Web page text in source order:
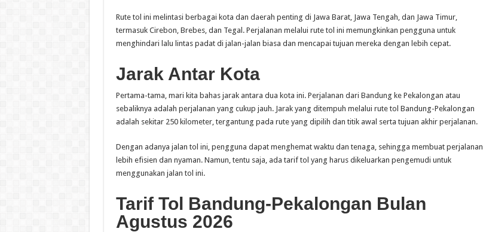
Rute tol ini melintasi berbagai kota dan daerah penting di Jawa Barat, Jawa Tengah, dan Jawa Timur,
termasuk Cirebon, Brebes, dan Tegal. Perjalanan melalui rute tol ini memungkinkan pengguna untuk
menghindari lalu lintas padat di jalan-jalan biasa dan mencapai tujuan mereka dengan lebih cepat.
Jarak Antar Kota
Pertama-tama, mari kita bahas jarak antara dua kota ini. Perjalanan dari Bandung ke Pekalongan atau
sebaliknya adalah perjalanan yang cukup jauh. Jarak yang ditempuh melalui rute tol Bandung-Pekalongan
adalah sekitar 250 kilometer, tergantung pada rute yang dipilih dan titik awal serta tujuan akhir perjalanan.
Dengan adanya jalan tol ini, pengguna dapat menghemat waktu dan tenaga, sehingga membuat perjalanan
lebih efisien dan nyaman. Namun, tentu saja, ada tarif tol yang harus dikeluarkan pengemudi untuk
menggunakan jalan tol ini.
Tarif Tol Bandung-Pekalongan Bulan
Agustus 2026